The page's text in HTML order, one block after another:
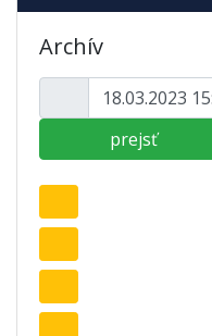
Archív
prejsť